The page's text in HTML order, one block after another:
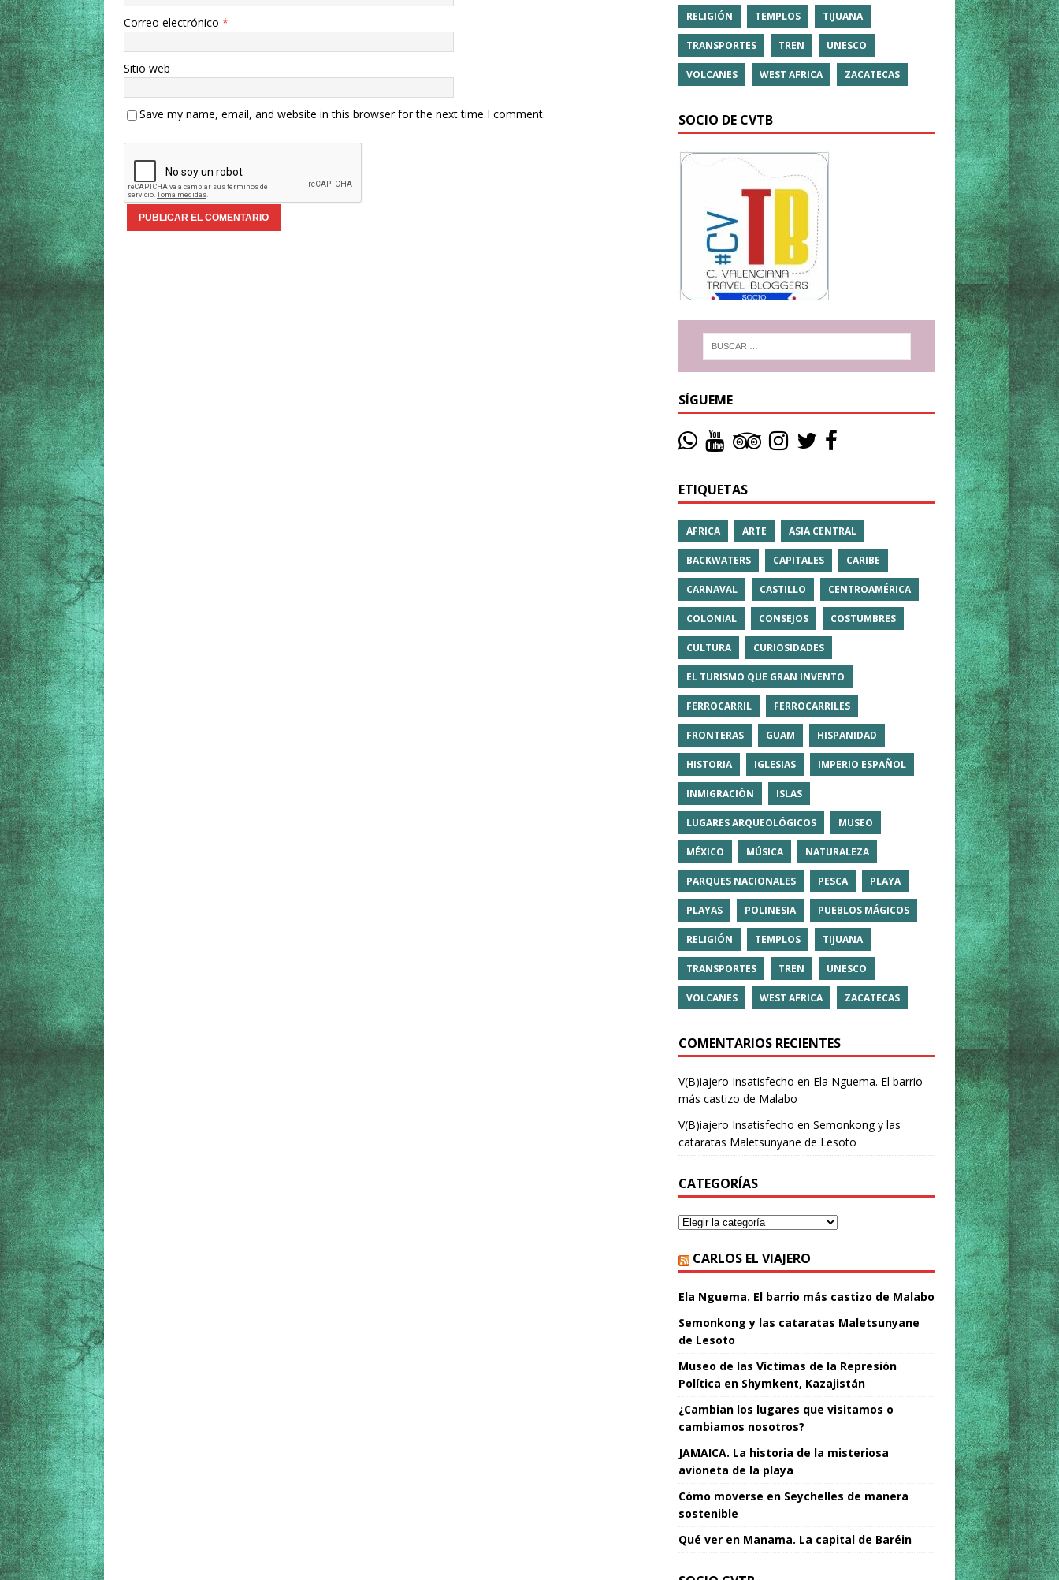
Correo electrónico *
Sitio web
Save my name, email, and website in this browser for the next time I comment.
RELIGIÓN TEMPLOS TIJUANA
TRANSPORTES TREN UNESCO
VOLCANES WEST AFRICA ZACATECAS
SOCIO DE CVTB
SÍGUEME
ETIQUETAS
AFRICA ARTE ASIA CENTRAL
BACKWATERS CAPITALES CARIBE
CARNAVAL CASTILLO CENTROAMÉRICA
COLONIAL CONSEJOS COSTUMBRES
CULTURA CURIOSIDADES
EL TURISMO QUE GRAN INVENTO
FERROCARRIL FERROCARRILES
FRONTERAS GUAM HISPANIDAD
HISTORIA IGLESIAS IMPERIO ESPAÑOL
INMIGRACIÓN ISLAS
LUGARES ARQUEOLÓGICOS MUSEO
MÉXICO MÚSICA NATURALEZA
PARQUES NACIONALES PESCA PLAYA
PLAYAS POLINESIA PUEBLOS MÁGICOS
RELIGIÓN TEMPLOS TIJUANA
TRANSPORTES TREN UNESCO
VOLCANES WEST AFRICA ZACATECAS
COMENTARIOS RECIENTES
V(B)iajero Insatisfecho en Ela Nguema. El barrio
más castizo de Malabo
V(B)iajero Insatisfecho en Semonkong y las
cataratas Maletsunyane de Lesoto
CATEGORÍAS
CARLOS EL VIAJERO
Ela Nguema. El barrio más castizo de Malabo
Semonkong y las cataratas Maletsunyane
de Lesoto
Museo de las Víctimas de la Represión
Política en Shymkent, Kazajistán
¿Cambian los lugares que visitamos o
cambiamos nosotros?
JAMAICA. La historia de la misteriosa
avioneta de la playa
Cómo moverse en Seychelles de manera
sostenible
Qué ver en Manama. La capital de Baréin